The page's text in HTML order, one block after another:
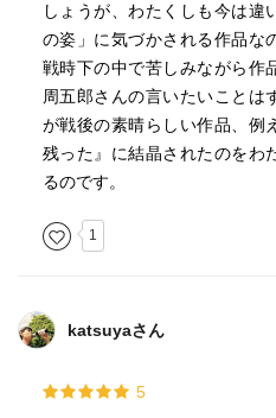
しょうが、わたくしも今は違
の姿」に気づかされる作品な
戦時下の中で苦しみながら作
周五郎さんの言いたいことは
が戦後の素晴らしい作品、例
残った』に結晶されたのをわ
るのです。
1
katsuyaさん
5